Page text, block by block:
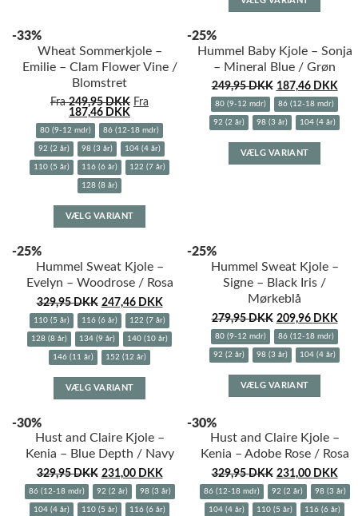
Mulighederne
kan
vælges
varesiden
kan
vælges
på
-33%
Wheat Sommerkjole –
Emilie – Clam Flower Vine /
Blomstret
Fra249,95DKK Fra
187,46 DKK
80 (9-12 mdr) 86 (12-18 mdr)
92 (2 år) 98 (3 år) 104 (4 år)
110 (5 år) 116 (6 år) 122 (7 år)
128 (8 år)
VÆLG VARIANT
Dette
varianter.
Mulighederne
kan
vælges
på
varesiden
-25%
Hummel Baby Kjole – Sonja
– Mineral Blue / Grøn
249,95DKK 187,46 DKK
80 (9-12 mdr) 86 (12-18 mdr)
92 (2 år) 98 (3 år) 104 (4 år)
VÆLG VARIANT
Dette
-25%
Hummel Sweat Kjole –
Evelyn – Woodrose / Rosa
329,95DKK 247,46 DKK
110 (5 år) 116 (6 år) 122 (7 år)
128 (8 år) 134 (9 år) 140 (10 år)
146 (11 år) 152 (12 år)
VÆLG VARIANT
Dette
varianter.
Mulighederne
kan
vælges
på
-25%
Hummel Sweat Kjole –
Signe – Black Iris /
Mørkeblå
279,95DKK 209,96 DKK
80 (9-12 mdr) 86 (12-18 mdr)
92 (2 år) 98 (3 år) 104 (4 år)
VÆLG VARIANT
Dette
kan
vælges
på
-30%
Hust and Claire Kjole –
Kenia – Blue Depth / Navy
329,95DKK 231,00 DKK
86 (12-18 mdr) 92 (2 år) 98 (3 år)
104 (4 år) 110 (5 år) 116 (6 år)
-30%
Hust and Claire Kjole –
Kenia – Adobe Rose / Rosa
329,95DKK 231,00 DKK
86 (12-18 mdr) 92 (2 år) 98 (3 år)
104 (4 år) 110 (5 år) 116 (6 år)